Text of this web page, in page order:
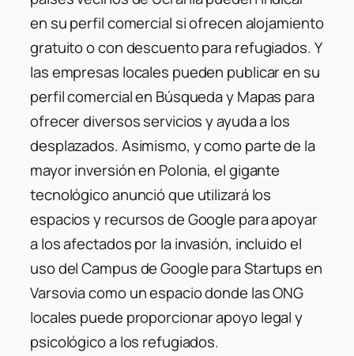
en su perfil comercial si ofrecen alojamiento
gratuito o con descuento para refugiados. Y
las empresas locales pueden publicar en su
perfil comercial en Búsqueda y Mapas para
ofrecer diversos servicios y ayuda a los
desplazados. Asimismo, y como parte de la
mayor inversión en Polonia, el gigante
tecnológico anunció que utilizará los
espacios y recursos de Google para apoyar
a los afectados por la invasión, incluido el
uso del Campus de Google para Startups en
Varsovia como un espacio donde las ONG
locales puede proporcionar apoyo legal y
psicológico a los refugiados.